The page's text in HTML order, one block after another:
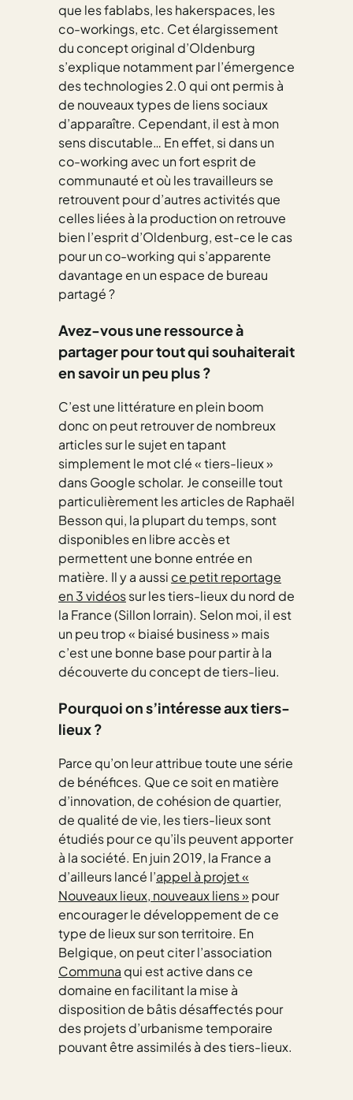
que les fablabs, les hakerspaces, les
co-workings, etc. Cet élargissement
du concept original d’Oldenburg
s’explique notamment par l’émergence
des technologies 2.0 qui ont permis à
de nouveaux types de liens sociaux
d’apparaître. Cependant, il est à mon
sens discutable… En effet, si dans un
co-working avec un fort esprit de
communauté et où les travailleurs se
retrouvent pour d’autres activités que
celles liées à la production on retrouve
bien l’esprit d’Oldenburg, est-ce le cas
pour un co-working qui s’apparente
davantage en un espace de bureau
partagé ?
Avez-vous uneressource à
partagerpour tout qui souhaiterait
en savoir un peu plus ?
C’est une littérature en plein boom
donc on peut retrouver de nombreux
articles sur le sujet en tapant
simplement le mot clé « tiers-lieux »
dans Google scholar. Je conseille tout
particulièrement les articles de Raphaël
Besson qui, la plupart du temps, sont
disponibles en libre accès et
permettent une bonne entrée en
matière. Il y a aussi ce petit reportage
en 3 vidéossur les tiers-lieux du nord de
la France (Sillon lorrain). Selon moi, il est
un peu trop « biaisé business » mais
c’est une bonne base pour partir à la
découverte du concept de tiers-lieu.
Pourquoi on s’intéresse auxtiers-
lieux?
Parce qu’on leur attribue toute une série
de bénéfices. Que ce soit en matière
d’innovation, de cohésion de quartier,
de qualité de vie, les tiers-lieux sont
étudiés pour ce qu’ils peuvent apporter
à la société. En juin 2019, la France a
d’ailleurs lancé l’appel à projet «
Nouveaux lieux, nouveaux liens » pour
encourager le développement de ce
type de lieux sur son territoire. En
Belgique, on peut citer l’association
Communa qui est active dans ce
domaine en facilitant la mise à
disposition de bâtis désaffectés pour
des projets d’urbanisme temporaire
pouvant être assimilés à des tiers-lieux.